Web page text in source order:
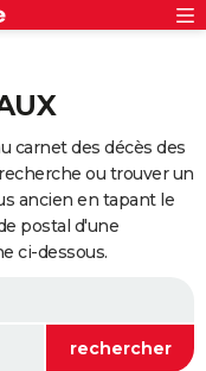
carnet des décès des
ou trouver un
ancien en tapant le
postal d'une
ci-dessous.